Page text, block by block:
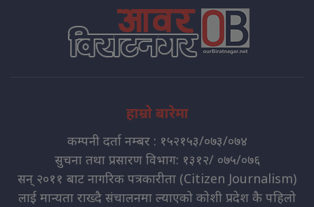
हाम्रो बारेमा
कम्पनी दर्ता नम्बर : १५२१५३/०७३/०७४
सुचना तथा प्रसारण विभाग: १३१२/ ०७५/०७६
सन् २०११ बाट नागरिक पत्रकारीता (Citizen Journalism)
लाई मान्यता राख्दै संचालनमा ल्याएको कोशी प्रदेश कै पहिलो